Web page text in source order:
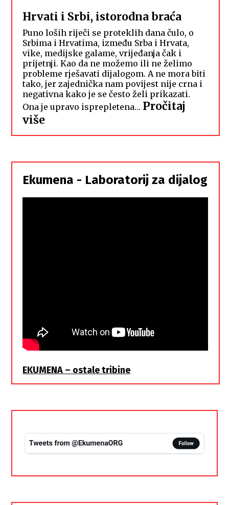
Hrvati i Srbi, istorodna braća
Puno loših riječi se proteklih dana čulo, o
Srbima i Hrvatima, između Srba i Hrvata,
vike, medijske galame, vrijeđanja čak i
prijetnji. Kao da ne možemo ili ne želimo
probleme rješavati dijalogom. A ne mora biti
tako, jer zajednička nam povijest nije crna i
negativna kako je se često želi prikazati.
Ona je upravo isprepletena… Pročitaj
više:
Hrvati
Srbi,
istorodna
braća
Ekumena - Laboratorij za dijalog
EKUMENA – ostale tribine